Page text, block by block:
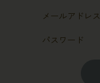
メールアドレス
パスワード